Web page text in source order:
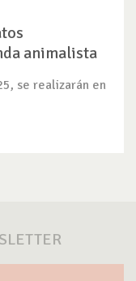
animalista
se realizarán en